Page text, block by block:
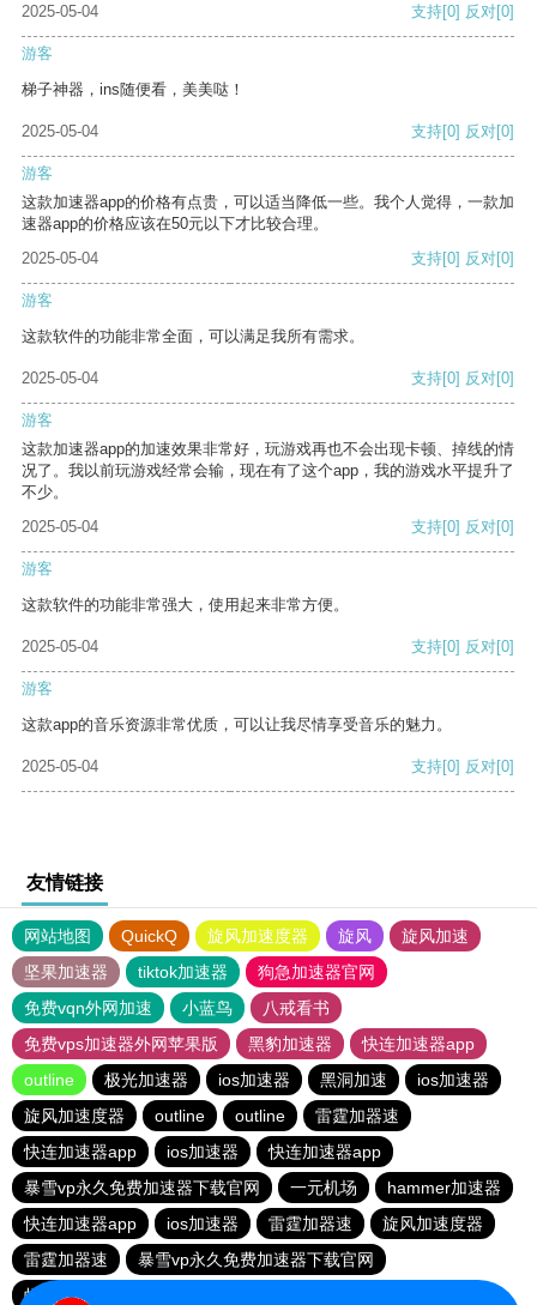
2025-05-04 支持[0] 反对[0]
游客
梯子神器，ins随便看，美美哒！
2025-05-04 支持[0] 反对[0]
游客
这款加速器app的价格有点贵，可以适当降低一些。我个人觉得，一款加
速器app的价格应该在50元以下才比较合理。
2025-05-04
支持[0] 反对[0]
游客
这款软件的功能非常全面，可以满足我所有需求。
2025-05-04 支持[0] 反对[0]
游客
这款加速器app的加速效果非常好，玩游戏再也不会出现卡顿、掉线的情
况了。我以前玩游戏经常会输，现在有了这个app，我的游戏水平提升了
不少。
2025-05-04
支持[0] 反对[0]
游客
这款软件的功能非常强大，使用起来非常方便。
2025-05-04 支持[0] 反对[0]
游客
这款app的音乐资源非常优质，可以让我尽情享受音乐的魅力。
2025-05-04 支持[0] 反对[0]
友情链接
网站地图 QuickQ 旋风加速度器 旋风
旋风加速
坚果加速器
tiktok加速器
狗急加速器官网
免费vqn外网加速
小蓝鸟
八戒看书
免费vps加速器外网苹果版
黑豹加速器
快连加速器app
outline
极光加速器 ios加速器 黑洞加速
ios加速器
旋风加速度器
outline outline
雷霆加器速
快连加速器app
ios加速器
快连加速器app
暴雪vp永久免费加速器下载官网
一元机场
hammer加速器
快连加速器app
ios加速器 雷霆加器速
旋风加速度器
雷霆加器速
暴雪vp永久免费加速器下载官网
蚂蚁加速npv下载官网ios